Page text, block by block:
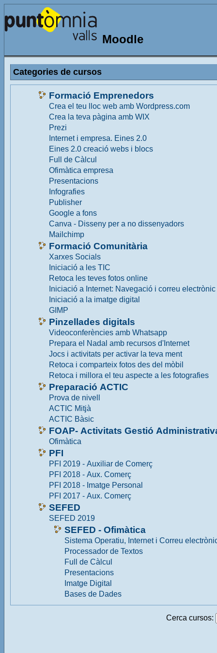
Moodle
Categories de cursos
Formació Emprenedors
Crea el teu lloc web amb Wordpress.com
Crea la teva pàgina amb WIX
Prezi
Internet i empresa. Eines 2.0
Eines 2.0 creació webs i blocs
Full de Càlcul
Ofimàtica empresa
Presentacions
Infografies
Publisher
Google a fons
Canva - Disseny per a no dissenyadors
Mailchimp
Formació Comunitària
Xarxes Socials
Iniciació a les TIC
Retoca les teves fotos online
Iniciació a Internet: Navegació i correu electrònic
Iniciació a la imatge digital
GIMP
Pinzellades digitals
Videoconferències amb Whatsapp
Prepara el Nadal amb recursos d'Internet
Jocs i activitats per activar la teva ment
Retoca i comparteix fotos des del mòbil
Retoca i millora el teu aspecte a les fotografies
Preparació ACTIC
Prova de nivell
ACTIC Mitjà
ACTIC Bàsic
FOAP- Activitats Gestió
Ofimàtica
PFI
PFI 2019 - Auxiliar de Comerç
PFI 2018 - Aux. Comerç
PFI 2018 - Imatge Personal
PFI 2017 - Aux. Comerç
SEFED
SEFED 2019
SEFED - Ofimàtica
Sistema Operatiu, Internet i Correu
Processador de Textos
Full de Càlcul
Presentacions
Imatge Digital
Bases de Dades
Cerca cursos: